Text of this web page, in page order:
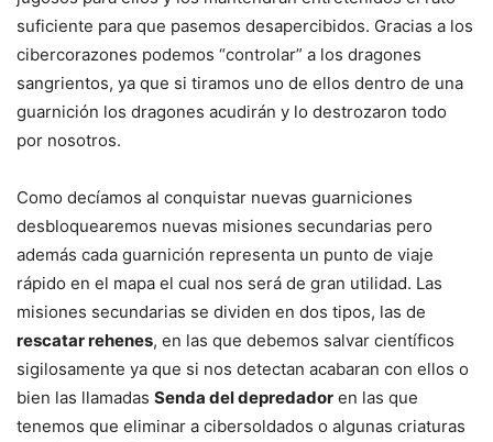
suficiente para que pasemos desapercibidos. Gracias a los
cibercorazones podemos “controlar” a los dragones
sangrientos, ya que si tiramos uno de ellos dentro de una
guarnición los dragones acudirán y lo destrozaron todo
por nosotros.
Como decíamos al conquistar nuevas guarniciones
desbloquearemos nuevas misiones secundarias pero
además cada guarnición representa un punto de viaje
rápido en el mapa el cual nos será de gran utilidad. Las
misiones secundarias se dividen en dos tipos, las de
rescatar rehenes, en las que debemos salvar científicos
sigilosamente ya que si nos detectan acabaran con ellos o
bien las llamadas Senda del depredador en las que
tenemos que eliminar a cibersoldados o algunas criaturas